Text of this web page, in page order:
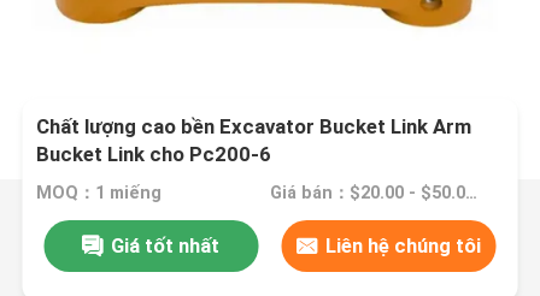
Chất lượng cao bền Excavator Bucket Link Arm
Bucket Link cho Pc200-6
MOQ：1 miếng Giá bán：$20.00 - $50.00/pieces
Giá tốt nhất Liên hệ chúng tôi